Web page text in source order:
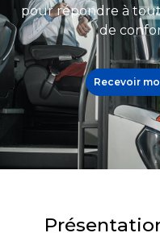
pour répondre à
de
Recevoir